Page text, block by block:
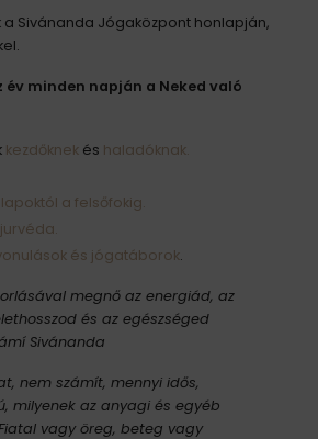
a Sivánanda Jógaközpont honlapján,
minden napján a Neked való
kezdőknek és haladóknak.
a felsőfokig.
és jógatáborok.
megnő az energiád, az
és az egészséged
Sivánanda
nem számít, mennyi idős,
milyenek az anyagi és egyéb
vagy öreg, beteg vagy